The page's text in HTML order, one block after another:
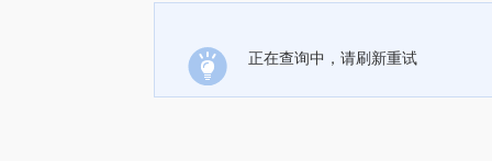
正在查询中，请刷新重试